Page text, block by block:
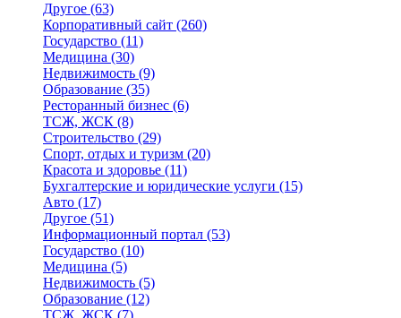
Другое (63)
Корпоративный сайт (260)
Государство (11)
Медицина (30)
Недвижимость (9)
Образование (35)
Ресторанный бизнес (6)
ТСЖ, ЖСК (8)
Строительство (29)
Спорт, отдых и туризм (20)
Красота и здоровье (11)
Бухгалтерские и юридические услуги (15)
Авто (17)
Другое (51)
Информационный портал (53)
Государство (10)
Медицина (5)
Недвижимость (5)
Образование (12)
ТСЖ, ЖСК (7)